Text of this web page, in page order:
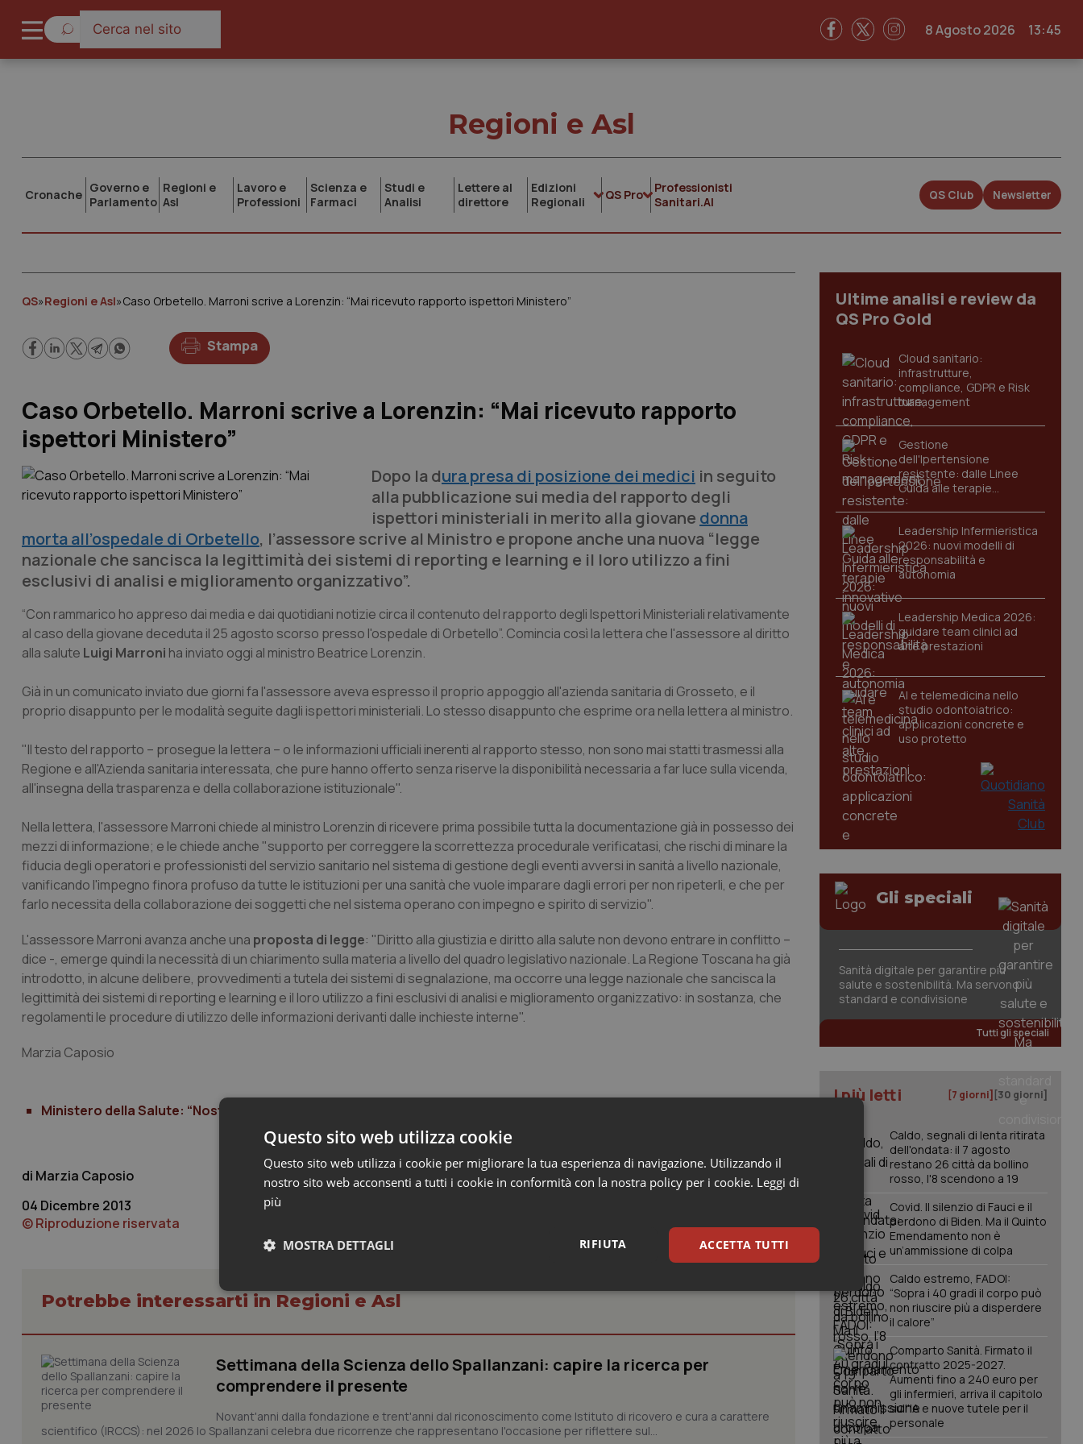
8 Agosto 2026 13:45
Regioni e Asl
Cronache Governo e
Parlamento
Regioni e
Asl
Lavoro e
Professioni
Scienza e
Farmaci
Studi e
Analisi
Lettere al
direttore
Edizioni
Regionali
QS Pro
Professionisti
Sanitari.AI
QS Club Newsletter
QS»Regioni e Asl»Caso Orbetello. Marroni scrive a Lorenzin: “Mai ricevuto rapporto ispettori Ministero”
Stampa
Caso Orbetello. Marroni scrive a Lorenzin: “Mai ricevuto rapporto
ispettori Ministero”
Dopo la dura presa di posizione dei medici in seguito
alla pubblicazione sui media del rapporto degli
ispettori ministeriali in merito alla giovane donna
morta all’ospedale di Orbetello, l’assessore scrive al Ministro e propone anche una nuova “legge
nazionale che sancisca la legittimità dei sistemi di reporting e learning e il loro utilizzo a fini
esclusivi di analisi e miglioramento organizzativo”.
“Con rammarico ho appreso dai media e dai quotidiani notizie circa il contenuto del rapporto degli Ispettori Ministeriali relativamente
al caso della giovane deceduta il 25 agosto scorso presso l'ospedale di Orbetello”. Comincia così la lettera che l'assessore al diritto
alla salute Luigi Marroni ha inviato oggi al ministro Beatrice Lorenzin.
Già in un comunicato inviato due giorni fa l'assessore aveva espresso il proprio appoggio all'azienda sanitaria di Grosseto, e il
proprio disappunto per le modalità seguite dagli ispettori ministeriali. Lo stesso disappunto che esprime ora nella lettera al ministro.
"Il testo del rapporto – prosegue la lettera – o le informazioni ufficiali inerenti al rapporto stesso, non sono mai statti trasmessi alla
Regione e all'Azienda sanitaria interessata, che pure hanno offerto senza riserve la disponibilità necessaria a far luce sulla vicenda,
all'insegna della trasparenza e della collaborazione istituzionale".
Nella lettera, l'assessore Marroni chiede al ministro Lorenzin di ricevere prima possibile tutta la documentazione già in possesso dei
mezzi di informazione; e le chiede anche "supporto per correggere la scorrettezza procedurale verificatasi, che rischi di minare la
fiducia degli operatori e professionisti del servizio sanitario nel sistema di gestione degli eventi avversi in sanità a livello nazionale,
vanificando l'impegno finora profuso da tutte le istituzioni per una sanità che vuole imparare dagli errori per non ripeterli, e che per
farlo necessita della collaborazione dei soggetti che nel sistema operano con impegno e spirito di servizio".
L'assessore Marroni avanza anche una proposta di legge: "Diritto alla giustizia e diritto alla salute non devono entrare in conflitto –
dice -, emerge quindi la necessità di un chiarimento sulla materia a livello del quadro legislativo nazionale. La Regione Toscana ha già
introdotto, in alcune delibere, provvedimenti a tutela dei sistemi di segnalazione, ma occorre una legge nazionale che sancisca la
legittimità dei sistemi di reporting e learning e il loro utilizzo a fini esclusivi di analisi e miglioramento organizzativo: in sostanza, che
regolamenti le procedure di utilizzo delle informazioni derivanti dalle inchieste interne".
Marzia Caposio
Ministero della Salute: “Nostra relazione non contiene giudizi responsabilità su singoli medici e operatori”
Marzia Caposio
04 Dicembre 2013
© Riproduzione riservata
Potrebbe interessarti in Regioni e Asl
Settimana della Scienza dello Spallanzani: capire la ricerca per
comprendere il presente
Novant'anni dalla fondazione e trent'anni dal riconoscimento come Istituto di ricovero e cura a carattere
scientifico (IRCCS): nel 2026 lo Spallanzani celebra due ricorrenze che rappresentano l'occasione per riflettere sul...
Ultime analisi e review da
QS Pro Gold
Cloud sanitario:
infrastrutture,
compliance, GDPR e Risk
management
Gestione
dell'Ipertensione
resistente: dalle Linee
Guida alle terapie
innovative
Leadership Infermieristica
2026: nuovi modelli di
responsabilità e
autonomia
Leadership Medica 2026:
guidare team clinici ad
alte prestazioni
AI e telemedicina nello
studio odontoiatrico:
applicazioni concrete e
uso protetto
Gli speciali
Sanità digitale per garantire più
salute e sostenibilità. Ma servono
standard e condivisione
Tutti gli speciali
I più letti [7 giorni] [30 giorni]
Caldo, segnali di lenta ritirata
dell'ondata: il 7 agosto
restano 26 città da bollino
rosso, l'8 scendono a 19
Covid. Il silenzio di Fauci e il
perdono di Biden. Ma il Quinto
Emendamento non è
un’ammissione di colpa
Caldo estremo, FADOI:
“Sopra i 40 gradi il corpo può
non riuscire più a disperdere
il calore”
Comparto Sanità. Firmato il
contratto 2025-2027.
Aumenti fino a 240 euro per
gli infermieri, arriva il capitolo
sull'IA e nuove tutele per il
personale
Questo sito web utilizza cookie
Questo sito web utilizza i cookie per migliorare la tua esperienza di navigazione. Utilizzando il
nostro sito web acconsenti a tutti i cookie in conformità con la nostra policy per i cookie. Leggi di
più
ACCETTA TUTTI
RIFIUTA
MOSTRA DETTAGLI
Necessari Statistici Marketing
I cookie necessari contribuiscono a rendere fruibile il sito web abilitandone funzionalità di base quali la navigazione sulle pagine